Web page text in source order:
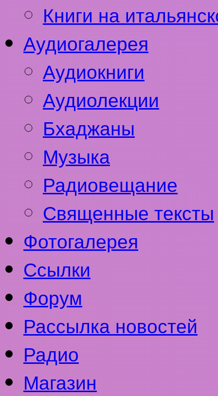
Книги на
Аудиогалерея
Аудиокниги
Аудиолекции
Бхаджаны
Музыка
Радиовещание
Священные тексты
Фотогалерея
Ссылки
Форум
Рассылка новостей
Радио
Магазин